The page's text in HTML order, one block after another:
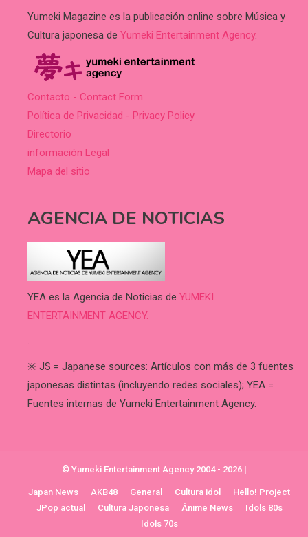
Yumeki Magazine es la publicación online sobre Música y
Cultura japonesa de Yumeki Entertainment Agency.
Contacto - Contact Form
Política de Privacidad - Privacy Policy
Directorio
información Legal
Mapa del sitio
AGENCIA DE NOTICIAS
YEA es la Agencia de Noticias de YUMEKI
ENTERTAINMENT AGENCY.
.
※ JS = Japanese sources: Artículos con más de 3 fuentes
japonesas distintas (incluyendo redes sociales); YEA =
Fuentes internas de Yumeki Entertainment Agency.
© Yumeki Entertainment Agency 2004 - 2026 |
Japan News AKB48 General Cultura idol
Hello! Project
JPop actual
Cultura Japonesa Ánime News
Idols 80s
Idols 70s